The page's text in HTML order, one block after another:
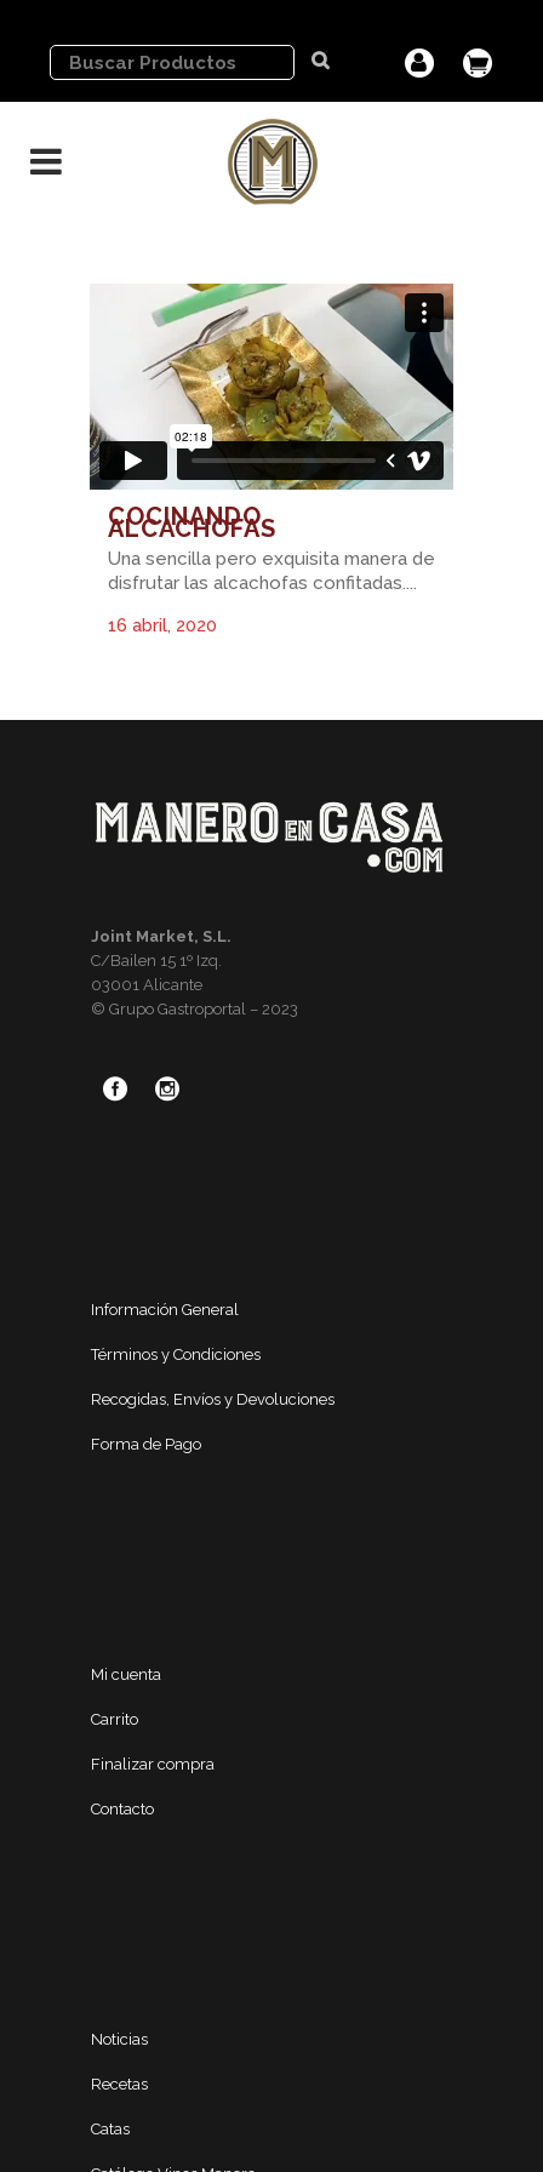
COCINANDO
ALCACHOFAS
Una sencilla pero exquisita manera de
disfrutar las alcachofas confitadas....
16 abril, 2020
Joint Market, S.L.
C/Bailen 15 1º Izq.
03001 Alicante
© Grupo Gastroportal – 2023
Información General
Términos y Condiciones
Recogidas, Envíos y Devoluciones
Forma de Pago
Mi cuenta
Carrito
Finalizar compra
Contacto
Noticias
Recetas
Catas